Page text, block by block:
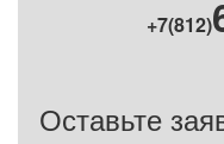
+7(812)
Оставьте